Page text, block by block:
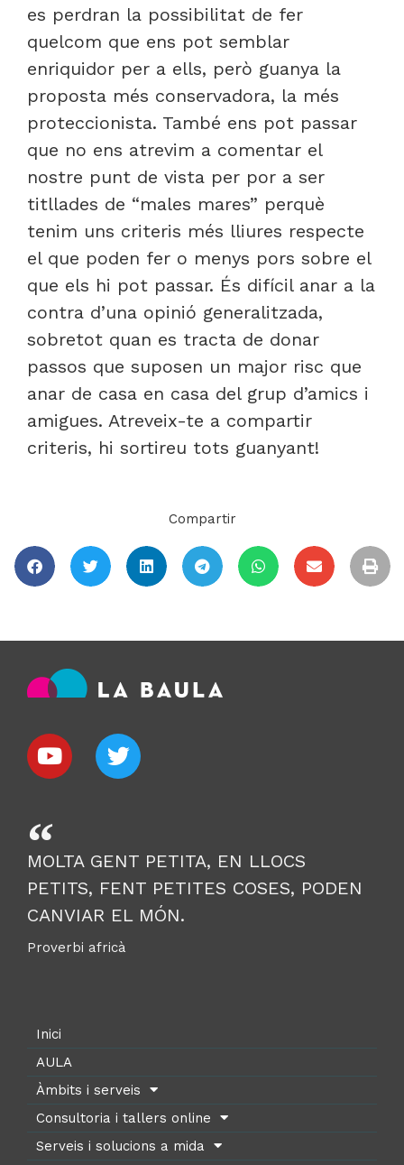
es perdran la possibilitat de fer
quelcom que ens pot semblar
enriquidor per a ells, però guanya la
proposta més conservadora, la més
proteccionista. També ens pot passar
que no ens atrevim a comentar el
nostre punt de vista per por a ser
titllades de “males mares” perquè
tenim uns criteris més lliures respecte
el que poden fer o menys pors sobre el
que els hi pot passar. És difícil anar a la
contra d’una opinió generalitzada,
sobretot quan es tracta de donar
passos que suposen un major risc que
anar de casa en casa del grup d’amics i
amigues. Atreveix-te a compartir
criteris, hi sortireu tots guanyant!
Compartir
MOLTA GENT PETITA, EN LLOCS
PETITS, FENT PETITES COSES, PODEN
CANVIAR EL MÓN.
Proverbi africà
Inici
AULA
Àmbits i serveis
Consultoria i tallers online
Serveis i solucions a mida